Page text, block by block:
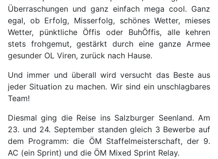
Überraschungen und ganz einfach mega cool. Ganz
egal, ob Erfolg, Misserfolg, schönes Wetter, mieses
Wetter, pünktliche Öffis oder BuhÖffis, alle kehren
stets frohgemut, gestärkt durch eine ganze Armee
gesunder OL Viren, zurück nach Hause.
Und immer und überall wird versucht das Beste aus
jeder Situation zu machen. Wir sind ein unschlagbares
Team!
Diesmal ging die Reise ins Salzburger Seenland. Am
23. und 24. September standen gleich 3 Bewerbe auf
dem Programm: die ÖM Staffelmeisterschaft, der 9.
AC (ein Sprint) und die ÖM Mixed Sprint Relay.